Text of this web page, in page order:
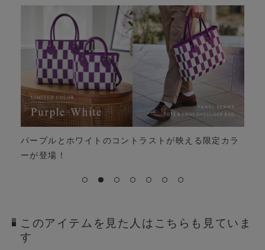
カラー･素材･容量で選ぶ、秋のレザーバッグ特集
このアイテムを見た人はこちらも見ていま
す